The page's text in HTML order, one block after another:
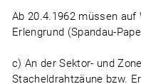
Ab 20.4.1962 müssen auf
Erlengrund (Spandau-
c) An der Sektor- und
Stacheldrahtzäune bzw.